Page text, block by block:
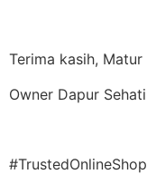
Terima kasih, Matur
Owner Dapur Sehati
#TrustedOnlineShop